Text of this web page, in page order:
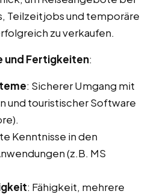
Teilzeitjobs und temporäre
zu verkaufen.
und Fertigkeiten:
: Sicherer Umgang mit
und touristischer Software
Kenntnisse in den
(z.B. MS
: Fähigkeit, mehrere